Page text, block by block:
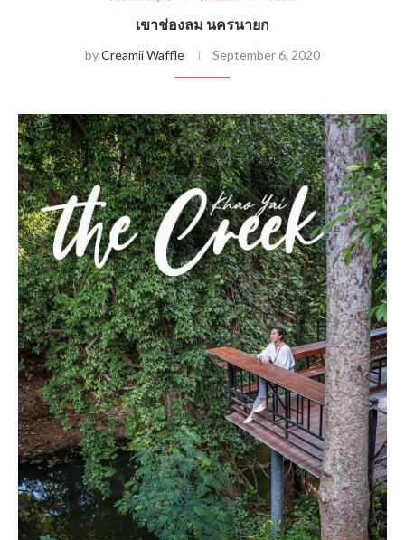
เขาช่องลม นครนายก
byCreamii Waffle September 6, 2020